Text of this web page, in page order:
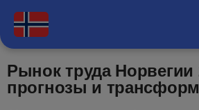
Рынок труда Норвегии
прогнозы и